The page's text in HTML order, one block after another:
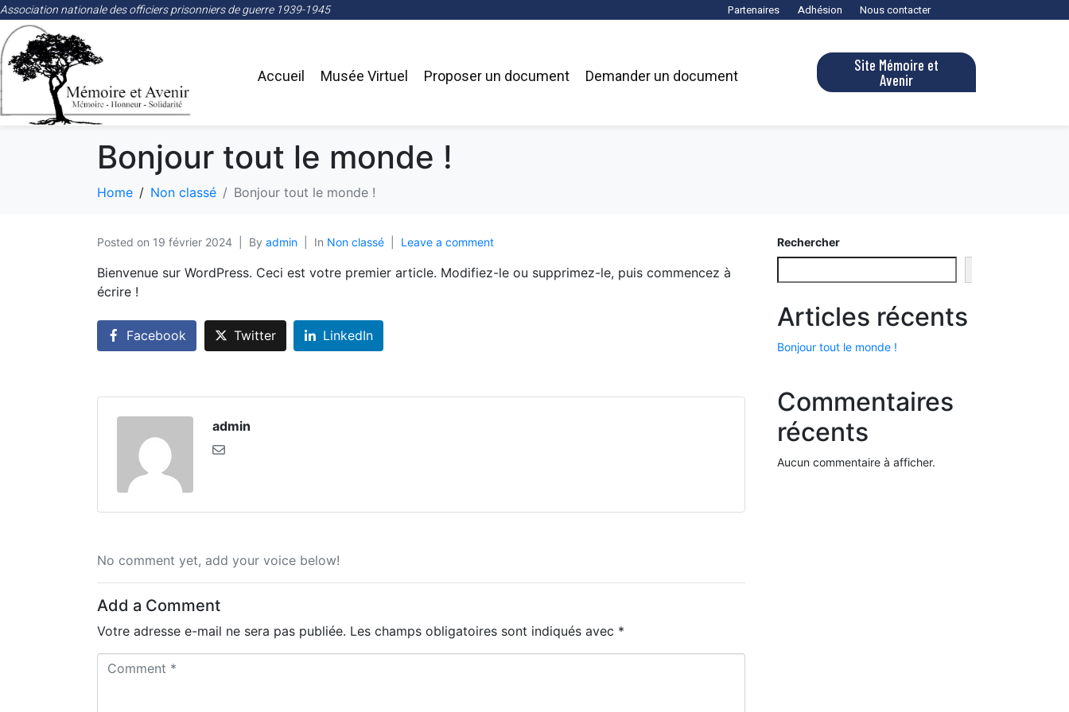
Association nationale des officiers prisonniers de guerre 1939-1945 Partenaires Adhésion Nous contacter
Accueil Musée Virtuel Proposer un document Demander un document
Site Mémoire et
Avenir
Bonjour tout le monde !
Home Non classé Bonjour tout le monde !
Posted on 19 février 2024 By admin In Non classé Leave a comment
Bienvenue sur WordPress. Ceci est votre premier article. Modifiez-le ou supprimez-le, puis commencez à
écrire !
Facebook Twitter LinkedIn
admin
No comment yet, add your voice below!
Add a Comment
Votre adresse e-mail ne sera pas publiée. Les champs obligatoires sont indiqués avec *
Rechercher
Articles récents
Bonjour tout le monde !
Commentaires
récents
Aucun commentaire à afficher.